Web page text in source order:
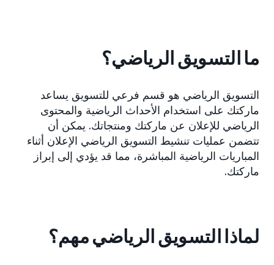
ما التسويق الرياضي؟
التسويق الرياضي هو قسم فرعي للتسويق يساعد
ماركتك على استخدام الأحداث الرياضية والمحتوى
الرياضي للإعلان عن ماركتك ومنتجاتك. يمكن أن
تتضمن عمليات تنشيط التسويق الرياضي الإعلان أثناء
المباريات الرياضية المباشرة، مما قد يؤدي إلى إبراز
ماركتك.
لماذا التسويق الرياضي مهم؟